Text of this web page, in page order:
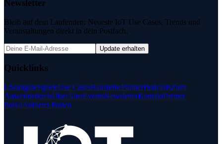
Newsletter
Bleib auf dem Laufenden: Neueste IoT Use Cases, Trends und
Veranstaltungen direkt in dein Postfach.
Update erhalten
Quicklinks
LösungsbeispieleUse CasesBausteinePartnerPodcastsZum
AnwenderkreisÜber UnsEventsNewsletterKontaktPartner
PortalAnbieter finden